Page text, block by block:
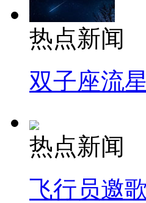
热点新闻
双子座流
热点新闻
飞行员邀